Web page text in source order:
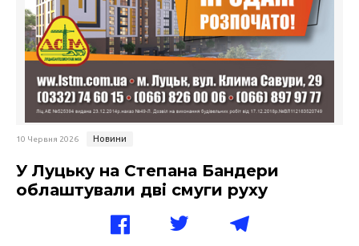
10 Червня 2026 Новини
У Луцьку на Степана Бандери
облаштували дві смуги руху